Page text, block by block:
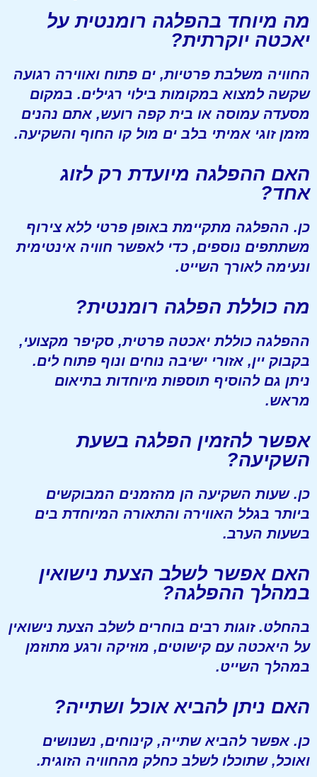
מה מיוחד בהפלגה רומנטית על
יאכטה יוקרתית?
החוויה משלבת פרטיות, ים פתוח ואווירה רגועה
שקשה למצוא במקומות בילוי רגילים. במקום
מסעדה עמוסה או בית קפה רועש, אתם נהנים
מזמן זוגי אמיתי בלב ים מול קו החוף והשקיעה.
האם ההפלגה מיועדת רק לזוג
אחד?
כן. ההפלגה מתקיימת באופן פרטי ללא צירוף
משתתפים נוספים, כדי לאפשר חוויה אינטימית
ונעימה לאורך השייט.
מה כוללת הפלגה רומנטית?
ההפלגה כוללת יאכטה פרטית, סקיפר מקצועי,
בקבוק יין, אזורי ישיבה נוחים ונוף פתוח לים.
ניתן גם להוסיף תוספות מיוחדות בתיאום
מראש.
אפשר להזמין הפלגה בשעת
השקיעה?
כן. שעות השקיעה הן מהזמנים המבוקשים
ביותר בגלל האווירה והתאורה המיוחדת בים
בשעות הערב.
האם אפשר לשלב הצעת נישואין
במהלך ההפלגה?
בהחלט. זוגות רבים בוחרים לשלב הצעת נישואין
על היאכטה עם קישוטים, מוזיקה ורגע מתוזמן
במהלך השייט.
האם ניתן להביא אוכל ושתייה?
כן. אפשר להביא שתייה, קינוחים, נשנושים
ואוכל, שתוכלו לשלב כחלק מהחוויה הזוגית.